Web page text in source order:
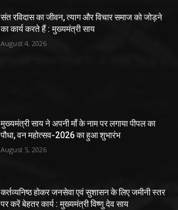
संत रविदास का जीवन, त्याग और विचार समाज को जोड़ने
का कार्य करते हैं : मुख्यमंत्री साय
August 4, 2026
मुख्यमंत्री साय ने अपनी माँ के नाम पर लगाया पीपल का
पौधा, वन महोत्सव-2026 का हुआ शुभारंभ
August 5, 2026
कर्तव्यनिष्ठ होकर जनसेवा एवं सुशासन के लिए जमीनी स्तर
पर करें बेहतर कार्य : मुख्यमंत्री विष्णु देव साय